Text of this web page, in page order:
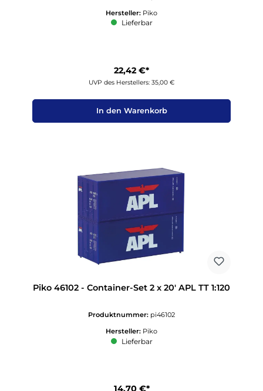
Hersteller: Piko
Lieferbar
22,42 €*
UVP des Herstellers: 35,00 €
In den Warenkorb
Piko 46102 - Container-Set 2 x 20' APL TT 1:120
Produktnummer: pi46102
Hersteller: Piko
Lieferbar
14,70 €*